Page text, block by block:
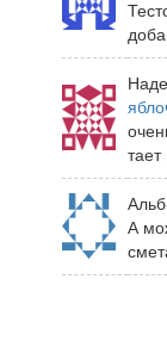
тает
А